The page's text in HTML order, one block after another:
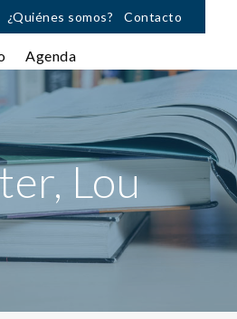
¿Quiénes somos? Contacto
Agenda
Lou